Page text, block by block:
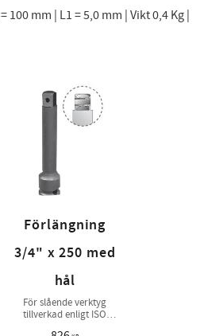
100 mm | L1 = 5,0 mm | Vikt 0,4 Kg |
Förlängning
3/4" x 250 med
hål
För slående verktyg
tillverkad enligt ISO